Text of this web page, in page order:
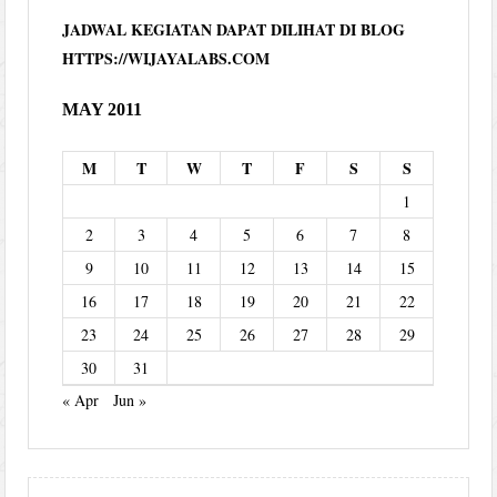
JADWAL KEGIATAN DAPAT DILIHAT DI BLOG
HTTPS://WIJAYALABS.COM
MAY 2011
M T W T F S S
1
2
3 4 5 6 7
8
9
10 11 12 13 14
15
16
17 18 19 20 21
22
23
24 25 26 27 28
29
30
31
« Apr
Jun »